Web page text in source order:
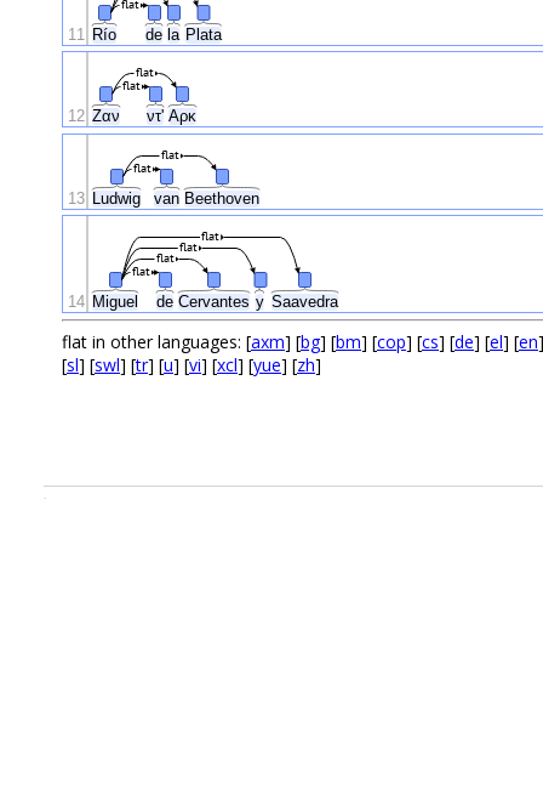
Río de la Plata
flat
11
Ζαν ντ' Αρκ
flat
flat
12
Ludwig van Beethoven
flat
flat
13
Miguel de Cervantes y Saavedra
flat
flat
flat
flat
14
flat in other languages: [axm] [bg] [bm] [cop] [cs] [de] [el] [en
[sl] [swl] [tr] [u] [vi] [xcl] [yue] [zh]
.